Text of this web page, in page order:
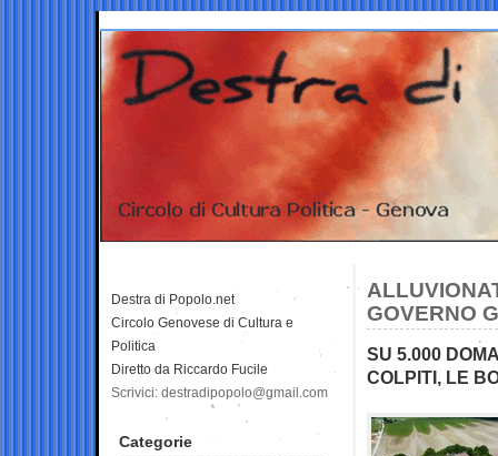
GOVERNO
SU 5.000
COLPITI, LE
Destra di Popolo.net
Circolo Genovese di Cultura e
Politica
Diretto da Riccardo Fucile
Scrivici: destradipopolo@gmail.com
Categorie